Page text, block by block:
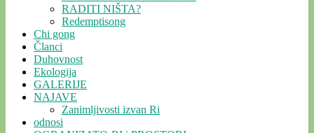
RADITI NIŠTA?
Redemptisong
Chi gong
Članci
Duhovnost
Ekologija
GALERIJE
NAJAVE
Zanimljivosti izvan Ri
odnosi